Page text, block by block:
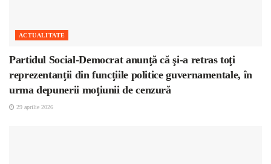
ACTUALITATE
Partidul Social-Democrat anunţă că şi-a retras toţi
reprezentanţii din funcţiile politice guvernamentale, în
urma depunerii moţiunii de cenzură
29 aprilie 2026